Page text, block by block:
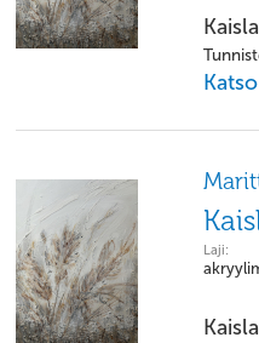
Laji: